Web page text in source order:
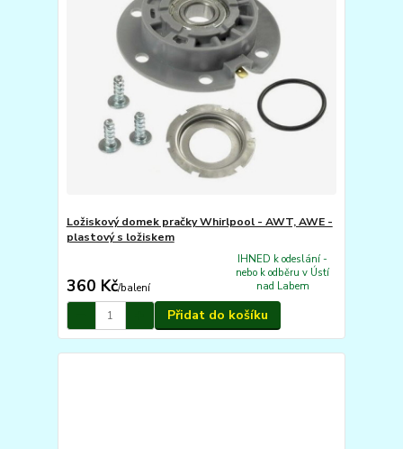
Ložiskový domek pračky Whirlpool - AWT, AWE -
plastový s ložiskem
360 Kč/balení
IHNED k odeslání -
nebo k odběru v Ústí
nad Labem
Přidat do košíku